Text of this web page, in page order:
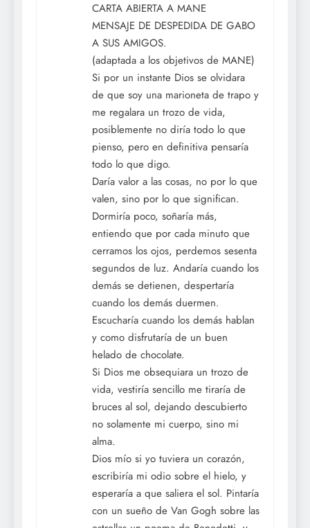
CARTA ABIERTA A MANE
MENSAJE DE DESPEDIDA DE GABO
A SUS AMIGOS.
(adaptada a los objetivos de MANE)
Si por un instante Dios se olvidara
de que soy una marioneta de trapo y
me regalara un trozo de vida,
posiblemente no diría todo lo que
pienso, pero en definitiva pensaría
todo lo que digo.
Daría valor a las cosas, no por lo que
valen, sino por lo que significan.
Dormiría poco, soñaría más,
entiendo que por cada minuto que
cerramos los ojos, perdemos sesenta
segundos de luz. Andaría cuando los
demás se detienen, despertaría
cuando los demás duermen.
Escucharía cuando los demás hablan
y como disfrutaría de un buen
helado de chocolate.
Si Dios me obsequiara un trozo de
vida, vestiría sencillo me tiraría de
bruces al sol, dejando descubierto
no solamente mi cuerpo, sino mi
alma.
Dios mío si yo tuviera un corazón,
escribiría mi odio sobre el hielo, y
esperaría a que saliera el sol. Pintaría
con un sueño de Van Gogh sobre las